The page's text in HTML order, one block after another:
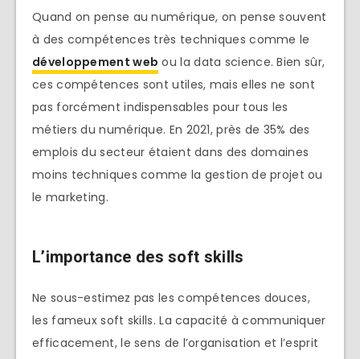
Quand on pense au numérique, on pense souvent
à des compétences très techniques comme le
développement web ou la data science. Bien sûr,
ces compétences sont utiles, mais elles ne sont
pas forcément indispensables pour tous les
métiers du numérique. En 2021, près de 35% des
emplois du secteur étaient dans des domaines
moins techniques comme la gestion de projet ou
le marketing.
L’importance des soft skills
Ne sous-estimez pas les compétences douces,
les fameux soft skills. La capacité à communiquer
efficacement, le sens de l’organisation et l’esprit